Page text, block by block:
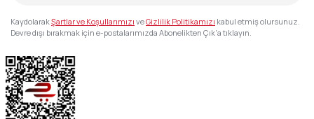
KaydolarakŞartlar ve Koşullarımızı veGizlilik Politikamızı kabul etmiş olursunuz.
Devre dışı bırakmak için e-postalarımızda Abonelikten Çık'a tıklayın.